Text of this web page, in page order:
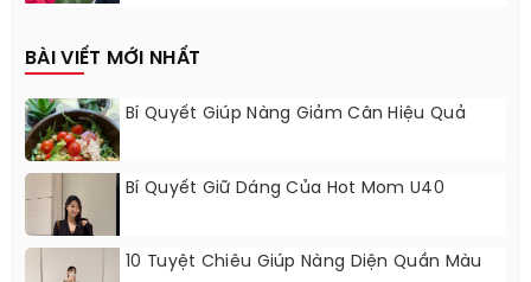
BÀI VIẾT MỚI NHẤT
Bí Quyết Giúp Nàng Giảm Cân Hiệu Quả
Bí Quyết Giữ Dáng Của Hot Mom U40
10 Tuyệt Chiêu Giúp Nàng Diện Quần Màu